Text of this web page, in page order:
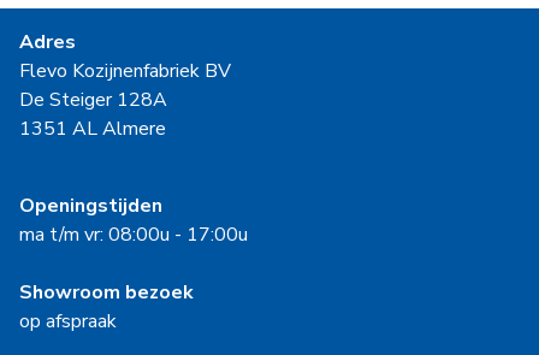
Adres
Flevo Kozijnenfabriek BV
De Steiger 128A
1351 AL Almere
Openingstijden
ma t/m vr: 08:00u - 17:00u
Showroom bezoek
op afspraak